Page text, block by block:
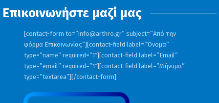
Επικοινωνήστε μαζί μας
[contact-form to=”info@arthro.gr” subject=”Από την
φόρμα Επικοινωνίας”][contact-field label=”Όνομα”
type=”name” required=”1″][contact-field label=”Email”
type=”email” required=”1″][contact-field label=”Μήνυμα”
type=”textarea”][/contact-form]